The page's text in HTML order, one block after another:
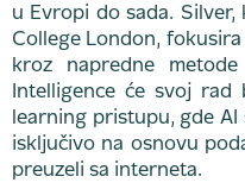
u Evropi do sada.
College London,
kroz napredne
Intelligence će svoj
learning pristupu, gde
isključivo na osnovu
preuzeli sa interneta.